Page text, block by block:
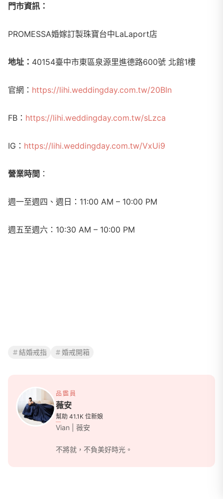
門市資訊：
PROMESSA婚嫁訂製珠寶台中LaLaport店
地址： 40154臺中市東區泉源里進德路600號 北館1樓
官網： https://lihi.weddingday.com.tw/20BIn
FB： https://lihi.weddingday.com.tw/sLzca
IG： https://lihi.weddingday.com.tw/VxUi9
營業時間 ：
週一至週四、週日：11:00 AM – 10:00 PM
週五至週六：10:30 AM – 10:00 PM
結婚戒指 婚戒開箱
品鑑員
薇安
幫助 41.1K 位新娘
Vian | 薇安
不將就，不負美好時光。